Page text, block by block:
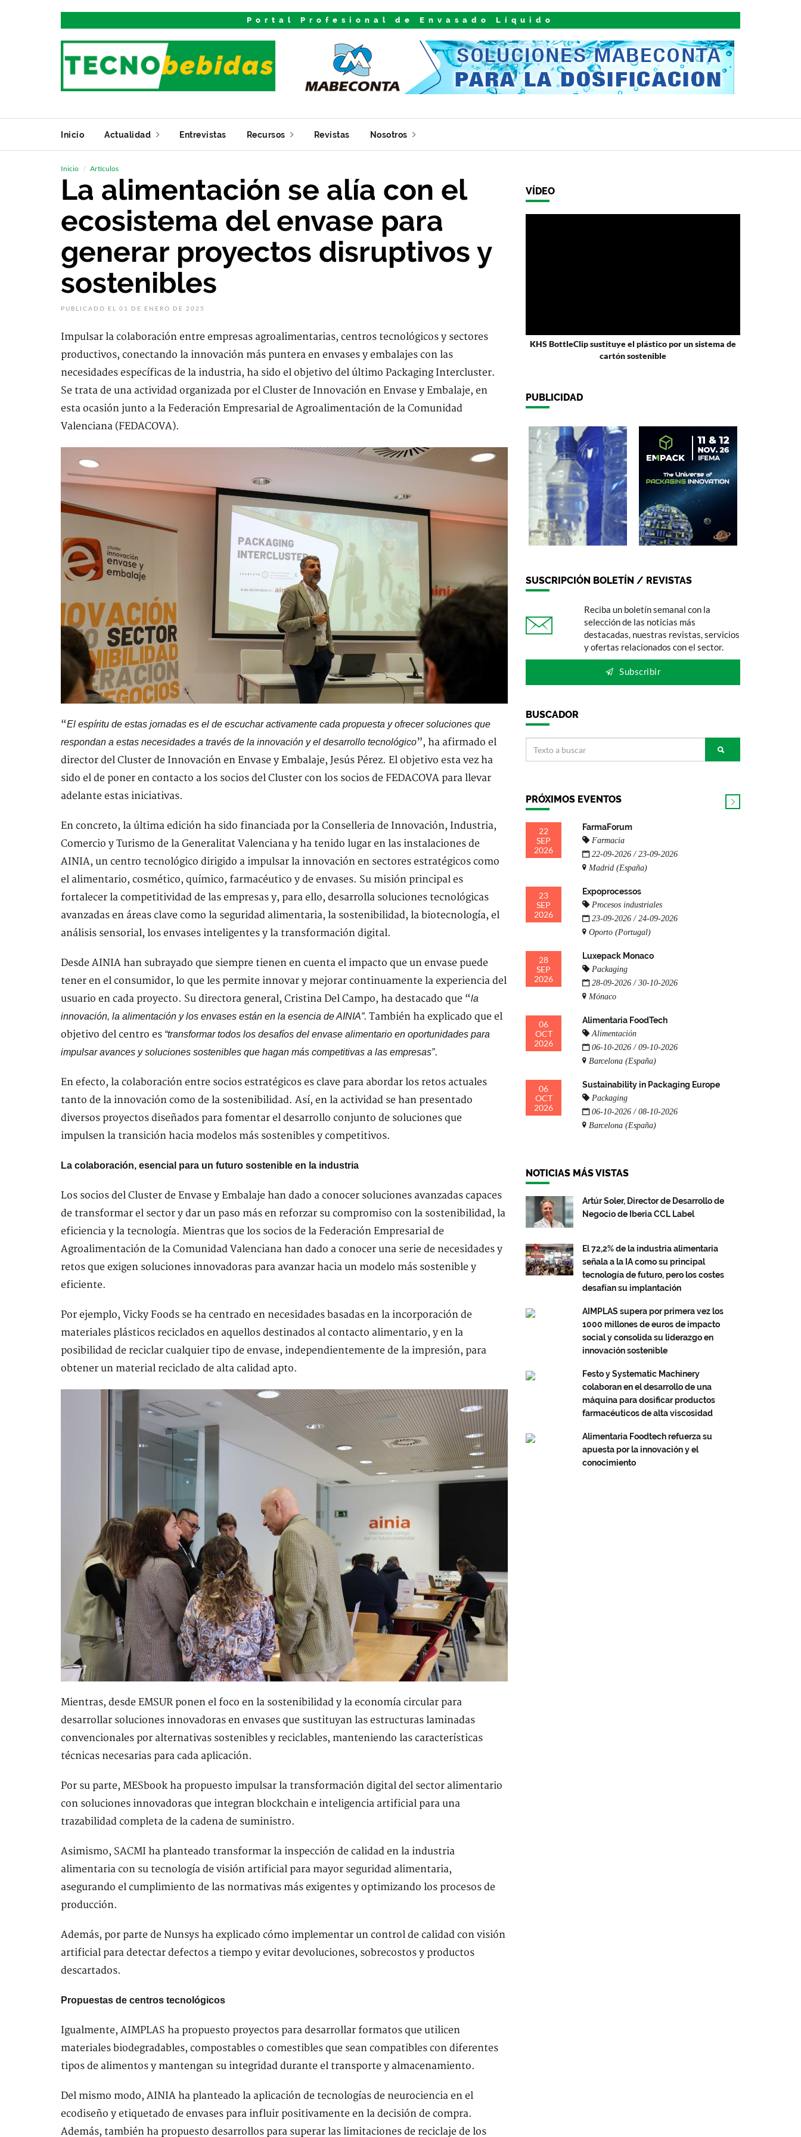
Portal Profesional de Envasado Líquido
Inicio Actualidad Entrevistas Recursos Revistas Nosotros
Inicio Artículos
La alimentación se alía con el
ecosistema del envase para
generar proyectos disruptivos y
sostenibles
PUBLICADO EL 01 DE ENERO DE 2025
Impulsar la colaboración entre empresas agroalimentarias, centros tecnológicos y sectores
productivos, conectando la innovación más puntera en envases y embalajes con las
necesidades específicas de la industria, ha sido el objetivo del último Packaging Intercluster.
Se trata de una actividad organizada por el Cluster de Innovación en Envase y Embalaje, en
esta ocasión junto a la Federación Empresarial de Agroalimentación de la Comunidad
Valenciana (FEDACOVA).
“El espíritu de estas jornadas es el de escuchar activamente cada propuesta y ofrecer soluciones que
respondan a estas necesidades a través de la innovación y el desarrollo tecnológico”, ha afirmado el
director del Cluster de Innovación en Envase y Embalaje, Jesús Pérez. El objetivo esta vez ha
sido el de poner en contacto a los socios del Cluster con los socios de FEDACOVA para llevar
adelante estas iniciativas.
En concreto, la última edición ha sido financiada por la Conselleria de Innovación, Industria,
Comercio y Turismo de la Generalitat Valenciana y ha tenido lugar en las instalaciones de
AINIA, un centro tecnológico dirigido a impulsar la innovación en sectores estratégicos como
el alimentario, cosmético, químico, farmacéutico y de envases. Su misión principal es
fortalecer la competitividad de las empresas y, para ello, desarrolla soluciones tecnológicas
avanzadas en áreas clave como la seguridad alimentaria, la sostenibilidad, la biotecnología, el
análisis sensorial, los envases inteligentes y la transformación digital.
Desde AINIA han subrayado que siempre tienen en cuenta el impacto que un envase puede
tener en el consumidor, lo que les permite innovar y mejorar continuamente la experiencia del
usuario en cada proyecto. Su directora general, Cristina Del Campo, ha destacado que “la
innovación, la alimentación y los envases están en la esencia de AINIA”. También ha explicado que el
objetivo del centro es “transformar todos los desafíos del envase alimentario en oportunidades para
impulsar avances y soluciones sostenibles que hagan más competitivas a las empresas”.
En efecto, la colaboración entre socios estratégicos es clave para abordar los retos actuales
tanto de la innovación como de la sostenibilidad. Así, en la actividad se han presentado
diversos proyectos diseñados para fomentar el desarrollo conjunto de soluciones que
impulsen la transición hacia modelos más sostenibles y competitivos.
La colaboración, esencial para un futuro sostenible en la industria
Los socios del Cluster de Envase y Embalaje han dado a conocer soluciones avanzadas capaces
de transformar el sector y dar un paso más en reforzar su compromiso con la sostenibilidad, la
eficiencia y la tecnología. Mientras que los socios de la Federación Empresarial de
Agroalimentación de la Comunidad Valenciana han dado a conocer una serie de necesidades y
retos que exigen soluciones innovadoras para avanzar hacia un modelo más sostenible y
eficiente.
Por ejemplo, Vicky Foods se ha centrado en necesidades basadas en la incorporación de
materiales plásticos reciclados en aquellos destinados al contacto alimentario, y en la
posibilidad de reciclar cualquier tipo de envase, independientemente de la impresión, para
obtener un material reciclado de alta calidad apto.
Mientras, desde EMSUR ponen el foco en la sostenibilidad y la economía circular para
desarrollar soluciones innovadoras en envases que sustituyan las estructuras laminadas
convencionales por alternativas sostenibles y reciclables, manteniendo las características
técnicas necesarias para cada aplicación.
Por su parte, MESbook ha propuesto impulsar la transformación digital del sector alimentario
con soluciones innovadoras que integran blockchain e inteligencia artificial para una
trazabilidad completa de la cadena de suministro.
Asimismo, SACMI ha planteado transformar la inspección de calidad en la industria
alimentaria con su tecnología de visión artificial para mayor seguridad alimentaria,
asegurando el cumplimiento de las normativas más exigentes y optimizando los procesos de
producción.
Además, por parte de Nunsys ha explicado cómo implementar un control de calidad con visión
artificial para detectar defectos a tiempo y evitar devoluciones, sobrecostos y productos
descartados.
Propuestas de centros tecnológicos
Igualmente, AIMPLAS ha propuesto proyectos para desarrollar formatos que utilicen
materiales biodegradables, compostables o comestibles que sean compatibles con diferentes
tipos de alimentos y mantengan su integridad durante el transporte y almacenamiento.
Del mismo modo, AINIA ha planteado la aplicación de tecnologías de neurociencia en el
ecodiseño y etiquetado de envases para influir positivamente en la decisión de compra.
Además, también ha propuesto desarrollos para superar las limitaciones de reciclaje de los
VÍDEO
KHS BottleClip sustituye el plástico por un sistema de
cartón sostenible
PUBLICIDAD
SUSCRIPCIÓN BOLETÍN / REVISTAS
Reciba un boletín semanal con la
selección de las noticias más
destacadas, nuestras revistas, servicios
y ofertas relacionados con el sector.
Subscribir
BUSCADOR
PRÓXIMOS EVENTOS
22
SEP
2026
FarmaForum
Farmacia
22-09-2026 / 23-09-2026
Madrid (España)
23
SEP
2026
Expoprocessos
Procesos industriales
23-09-2026 / 24-09-2026
Oporto (Portugal)
28
SEP
2026
Luxepack Monaco
Packaging
28-09-2026 / 30-10-2026
Mónaco
06
OCT
2026
Alimentaria FoodTech
Alimentación
06-10-2026 / 09-10-2026
Barcelona (España)
06
OCT
2026
Sustainability in Packaging Europe
Packaging
06-10-2026 / 08-10-2026
Barcelona (España)
NOTICIAS MÁS VISTAS
Artúr Soler, Director de Desarrollo de
Negocio de Iberia CCL Label
El 72,2% de la industria alimentaria
señala a la IA como su principal
tecnología de futuro, pero los costes
desafían su implantación
AIMPLAS supera por primera vez los
1000 millones de euros de impacto
social y consolida su liderazgo en
innovación sostenible
Festo y Systematic Machinery
colaboran en el desarrollo de una
máquina para dosificar productos
farmacéuticos de alta viscosidad
Alimentaria Foodtech refuerza su
apuesta por la innovación y el
conocimiento